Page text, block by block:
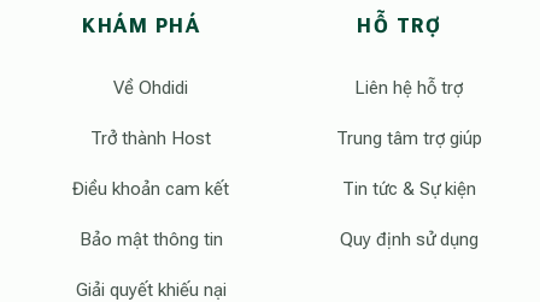
KHÁM PHÁ
Về Ohdidi
Trở thành Host
Điều khoản cam kết
Bảo mật thông tin
Giải quyết khiếu nại
HỖ TRỢ
Liên hệ hỗ trợ
Trung tâm trợ giúp
Tin tức & Sự kiện
Quy định sử dụng